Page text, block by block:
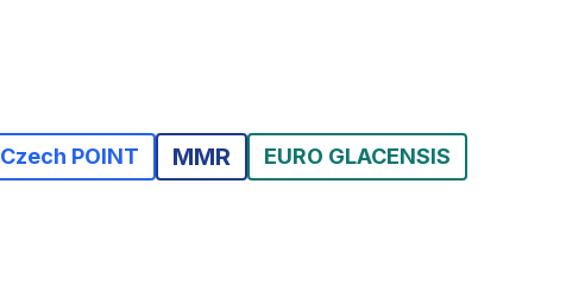
Czech POINT MMR EURO GLACENSIS